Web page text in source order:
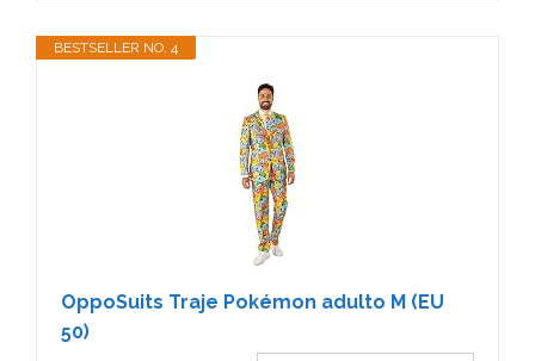
BESTSELLER NO. 4
OppoSuits Traje Pokémon adulto M (EU
50)